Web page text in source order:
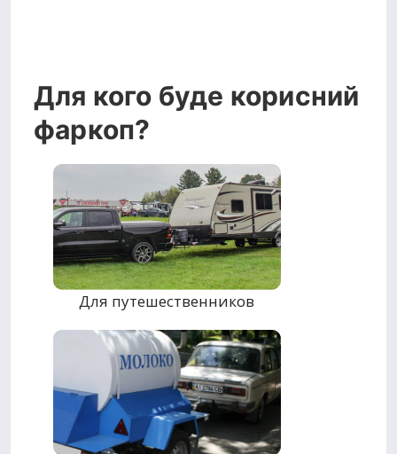
Для кого буде корисний
фаркоп?
Для путешественников